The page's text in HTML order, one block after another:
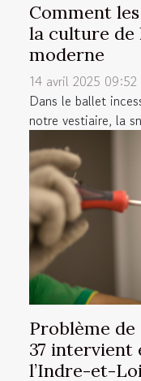
Comment
la culture de
moderne
14 avril 2025 09:52
Dans le ballet
notre vestiaire, la
Problème
37 intervient
l’Indre-et-